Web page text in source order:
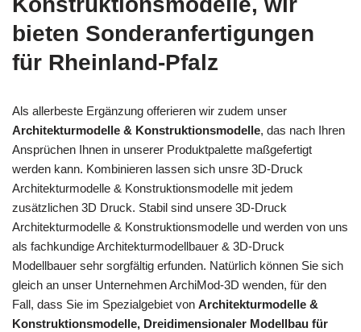
bieten Sonderanfertigungen
für Rheinland-Pfalz
Als allerbeste Ergänzung offerieren wir zudem unser
Architekturmodelle & Konstruktionsmodelle, das nach Ihren
Ansprüchen Ihnen in unserer Produktpalette maßgefertigt
werden kann. Kombinieren lassen sich unsre 3D-Druck
Architekturmodelle & Konstruktionsmodelle mit jedem
zusätzlichen 3D Druck. Stabil sind unsere 3D-Druck
Architekturmodelle & Konstruktionsmodelle und werden von uns
als fachkundige Architekturmodellbauer & 3D-Druck
Modellbauer sehr sorgfältig erfunden. Natürlich können Sie sich
gleich an unser Unternehmen ArchiMod-3D wenden, für den
Fall, dass Sie im Spezialgebiet von Architekturmodelle &
Konstruktionsmodelle, Dreidimensionaler Modellbau für